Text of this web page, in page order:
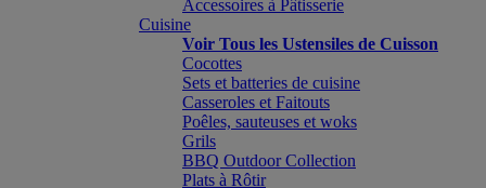
Accessoires à Pâtisserie
Cuisine
Voir Tous les Ustensiles de Cuisson
Cocottes
Sets et batteries de cuisine
Casseroles et Faitouts
Poêles, sauteuses et woks
Grils
BBQ Outdoor Collection
Plats à Rôtir